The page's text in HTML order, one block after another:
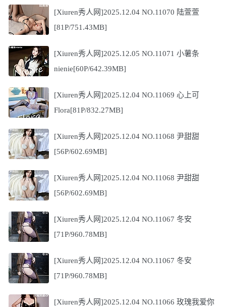
[Xiuren秀人网]2025.12.04 NO.11070 陆萱萱
[81P/751.43MB]
[Xiuren秀人网]2025.12.05 NO.11071 小薯条
nienie[60P/642.39MB]
[Xiuren秀人网]2025.12.04 NO.11069 心上可
Flora[81P/832.27MB]
[Xiuren秀人网]2025.12.04 NO.11068 尹甜甜
[56P/602.69MB]
[Xiuren秀人网]2025.12.04 NO.11068 尹甜甜
[56P/602.69MB]
[Xiuren秀人网]2025.12.04 NO.11067 冬安
[71P/960.78MB]
[Xiuren秀人网]2025.12.04 NO.11067 冬安
[71P/960.78MB]
[Xiuren秀人网]2025.12.04 NO.11066 玫瑰我爱你